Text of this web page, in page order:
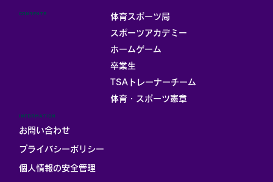
体育スポーツ局
スポーツアカデミー
ホームゲーム
卒業生
TSAトレーナーチーム
体育・スポーツ憲章
CONTENTS
INFORMATION
お問い合わせ
プライバシーポリシー
個人情報の安全管理